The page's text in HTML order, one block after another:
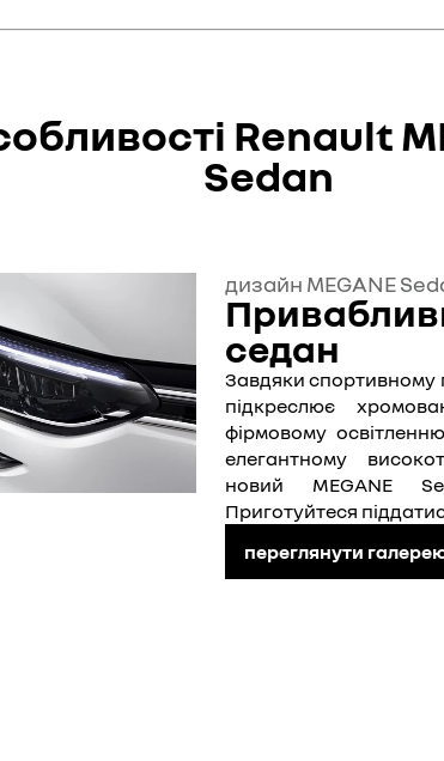
Renault
Sedan
дизайн MEGANE
седан
Завдяки спортивному
підкреслює
фірмовому
елегантному
новий MEGANE
Приготуйтеся
переглянути